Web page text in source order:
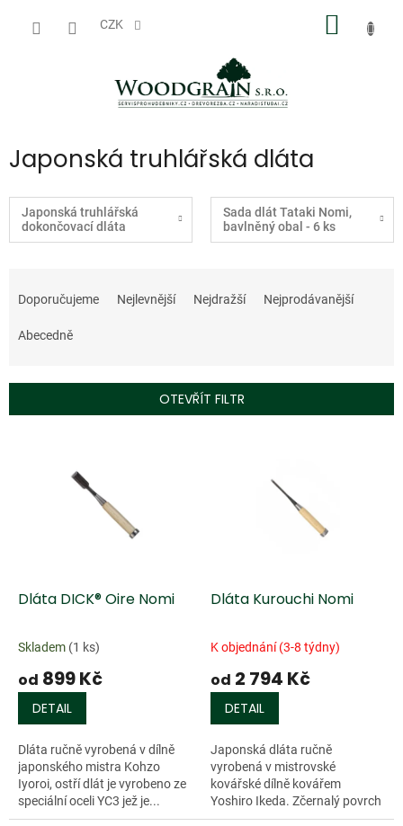
CZK
Japonská truhlářská dláta
Japonská truhlářská
dokončovací dláta
Sada dlát Tataki Nomi,
bavlněný obal - 6 ks
a
e
í
r
Doporučujeme Nejlevnější Nejdražší Nejprodávanější
Abecedně
OTEVŘÍT FILTR
dDláta DICK® Oire Nomi
Skladem (1 ks)
od 899 Kč
DETAIL
Dláta ručně vyrobená v dílně
japonského mistra Kohzo
Iyoroi, ostří dlát je vyrobeno ze
speciální oceli YC3 jež je...
Dláta Kurouchi Nomi
K objednání (3-8 týdny)
od 2 794 Kč
DETAIL
Japonská dláta ručně
vyrobená v mistrovské
kovářské dílně kovářem
Yoshiro Ikeda. Zčernalý povrch
dlát funguje jako ochrana proti